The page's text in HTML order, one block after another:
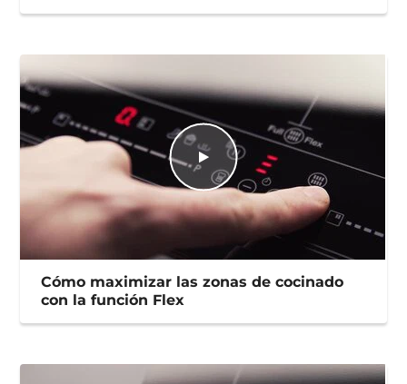
Cómo maximizar las zonas de cocinado
con la función Flex